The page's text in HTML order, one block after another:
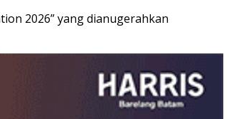
2026” yang dianugerahkan